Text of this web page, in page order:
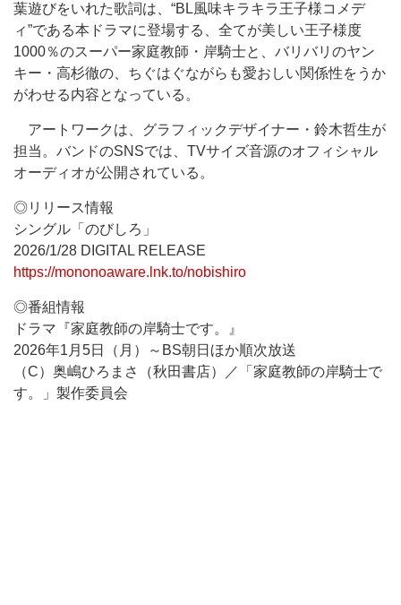
葉遊びをいれた歌詞は、“BL風味キラキラ王子様コメデ
ィ”である本ドラマに登場する、全てが美しい王子様度
1000％のスーパー家庭教師・岸騎士と、バリバリのヤン
キー・高杉徹の、ちぐはぐながらも愛おしい関係性をうか
がわせる内容となっている。
アートワークは、グラフィックデザイナー・鈴木哲生が
担当。バンドのSNSでは、TVサイズ音源のオフィシャル
オーディオが公開されている。
◎リリース情報
シングル「のびしろ」
2026/1/28 DIGITAL RELEASE
https://mononoaware.lnk.to/nobishiro
◎番組情報
ドラマ『家庭教師の岸騎士です。』
2026年1月5日（月）～BS朝日ほか順次放送
（C）奥嶋ひろまさ（秋田書店）／「家庭教師の岸騎士で
す。」製作委員会